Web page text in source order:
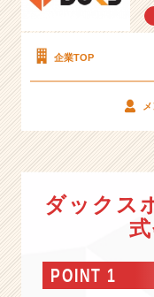
の
-
企業TOP
ダックス
POINT 1